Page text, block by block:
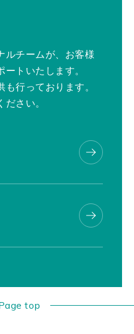
ルチームが、お客様
トいたします。
行っております。
さい。
top